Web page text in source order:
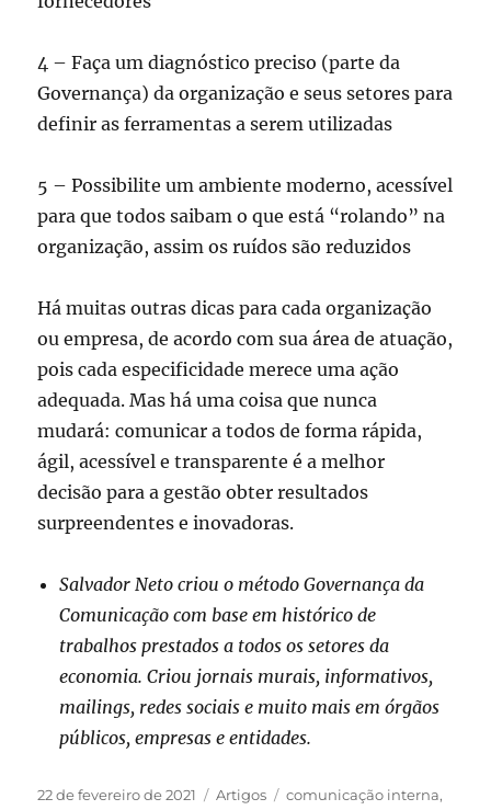
4 – Faça um diagnóstico preciso (parte da
Governança) da organização e seus setores para
definir as ferramentas a serem utilizadas
5 – Possibilite um ambiente moderno, acessível
para que todos saibam o que está “rolando” na
organização, assim os ruídos são reduzidos
Há muitas outras dicas para cada organização
ou empresa, de acordo com sua área de atuação,
pois cada especificidade merece uma ação
adequada. Mas há uma coisa que nunca
mudará: comunicar a todos de forma rápida,
ágil, acessível e transparente é a melhor
decisão para a gestão obter resultados
surpreendentes e inovadoras.
Salvador Neto criou o método Governança da
Comunicação com base em histórico de
trabalhos prestados a todos os setores da
economia. Criou jornais murais, informativos,
mailings, redes sociais e muito mais em órgãos
públicos, empresas e entidades.
Publicado
22 de fevereiro de 2021 Categorias
Artigos Tags
comunicação interna,